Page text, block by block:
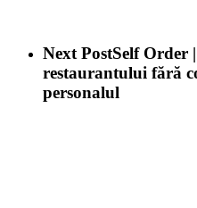
Next PostSelf Order
restaurantului fără
personalul